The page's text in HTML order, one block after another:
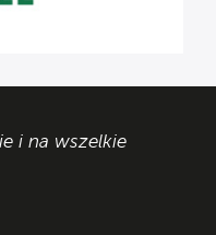
i na wszelkie